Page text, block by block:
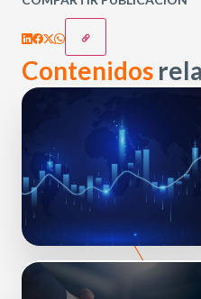
Contenidos